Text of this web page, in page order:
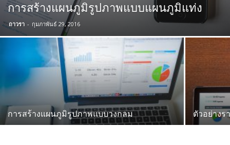
การสร้างแผนภูมิรูปภาพแบบแผนภูมิแท่ง
ถาวรา - กุมภาพันธ์ 29, 2016
การสร้างแผนภูมิรูปภาพแบบวงกลม ตัวอย่างร